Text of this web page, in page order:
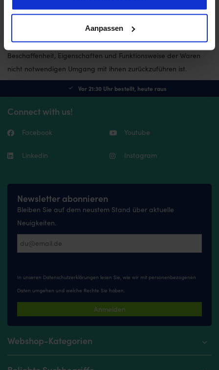
Aanpassen
NL-7545 PR Enschede
Sie müssen für einen etwaigen Wertverlust der Waren nur
aufkommen, wenn dieser Wertverlust auf einen zur Prüfung der
Beschaffenheit, Eigenschaften und Funktionsweise der Waren
nicht notwendigen Umgang mit ihnen zurückzuführen ist.
Vor 21:30 Uhr bestellt, heute raus
Connect with us!
Facebook Youtube
Linkedin Instagram
Newsletter abonnieren
Bleiben Sie auf dem neustem Stand über aktuelle
Neuigkeiten.
In unseren Datenschutzerklärungen lesen Sie, wie wir mit personenbezogenen
Daten umgehen und welche Rechte Sie haben.
Anmelden
Webshop-Kategorien